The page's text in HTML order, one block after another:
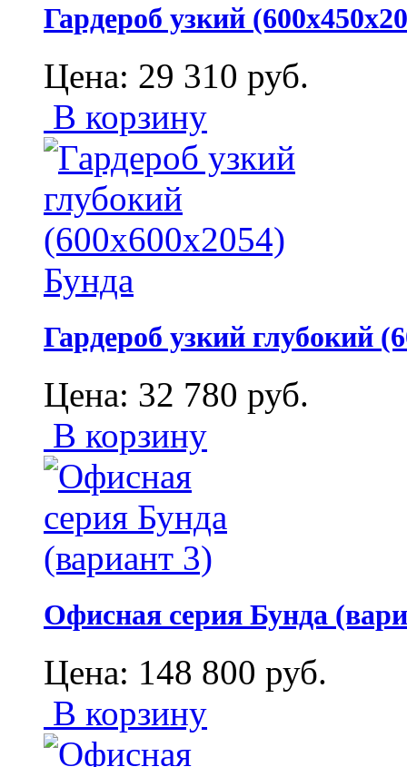
Гардероб узкий
Цена: 29 310 руб.
В корзину
Гардероб узкий глубокий
Цена: 32 780 руб.
В корзину
Офисная серия Бунда
Цена: 148 800 руб.
В корзину